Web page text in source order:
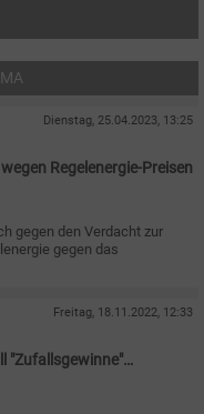
Dienstag, 25.04.2023, 13:25
Regelenergie-Preisen
gegen den Verdacht zur
gegen das
Freitag, 18.11.2022, 12:33
"Zufallsgewinne"